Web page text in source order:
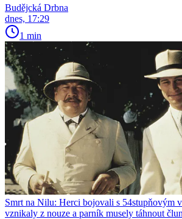
Budějcká Drbna
dnes, 17:29
1 min
Smrt na Nilu: Herci bojovali s 54stupňovým
vznikaly z nouze a parník musely táhnout